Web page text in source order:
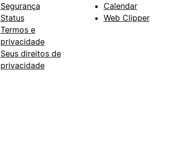
Segurança
Status
Termos e
privacidade
Seus direitos de
privacidade
Calendar
Web Clipper